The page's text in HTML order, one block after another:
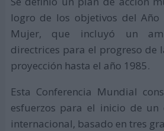
logro de los objetivos del
Mujer, que incluyó un
directrices para el progreso de
proyección hasta el año 1985.
Esta Conferencia Mundial
esfuerzos para el inicio de un
internacional, basado en tres